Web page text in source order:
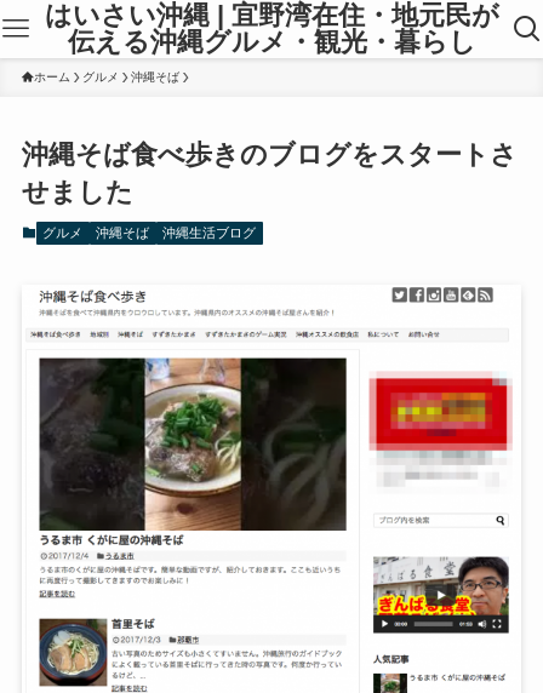
はいさい沖縄 | 宜野湾在住・地元民が
伝える沖縄グルメ・観光・暮らし
ホーム グルメ 沖縄そば
沖縄そば食べ歩きのブログをスタートさ
せました
グルメ 沖縄そば 沖縄生活ブログ